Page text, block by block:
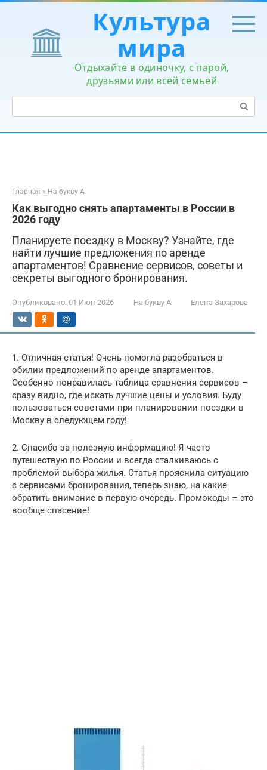
Перейти
контенту
Культура
мира
Отдыхайте в одиночку, с парой,
друзьями или всей семьей
Поиск:
Главная » На букву А
Как выгодно снять апартаменты в России в
2026 году
Планируете поездку в Москву? Узнайте, где
найти лучшие предложения по аренде
апартаментов! Сравнение сервисов, советы и
секреты выгодного бронирования.
Опубликовано: 01 Июн 2026 На букву А Елена Захарова
1. Отличная статья! Очень помогла разобраться в
обилии предложений по аренде апартаментов.
Особенно понравилась таблица сравнения сервисов –
сразу видно, где искать лучшие цены и условия. Буду
пользоваться советами при планировании поездки в
Москву в следующем году!
2. Спасибо за полезную информацию! Я часто
путешествую по России и всегда сталкиваюсь с
проблемой выбора жилья. Статья прояснила ситуацию
с сервисами бронирования, теперь знаю, на какие
обратить внимание в первую очередь. Промокоды – это
вообще спасение!